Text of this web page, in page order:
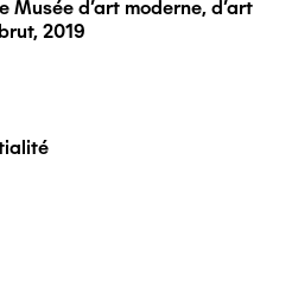
Musée d'art moderne, d'art
2019